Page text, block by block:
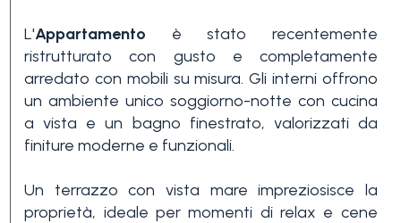
L'Appartamento è stato recentemente
ristrutturato con gusto e completamente
arredato con mobili su misura. Gli interni offrono
un ambiente unico soggiorno-notte con cucina
a vista e un bagno finestrato, valorizzati da
finiture moderne e funzionali.
Un terrazzo con vista mare impreziosisce la
proprietà, ideale per momenti di relax e cene
2
3+